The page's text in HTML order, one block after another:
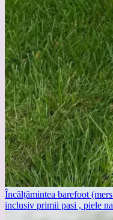
Încălțămintea barefoot
inclusiv primii pasi , piele